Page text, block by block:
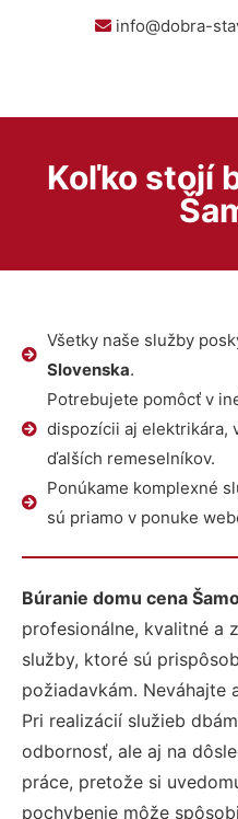
info@dobra-
Koľko stojí
Všetky naše služby
Slovenska.
Potrebujete pomôcť v
dispozícii aj elektrikára,
ďalších remeselníkov.
Ponúkame komplexné
sú priamo v ponuke
Búranie domu cena
profesionálne, kvalitné a
služby, ktoré sú
požiadavkám. Neváhajte
Pri realizácií služieb
odbornosť, ale aj na
práce, pretože si
pochybenie môže